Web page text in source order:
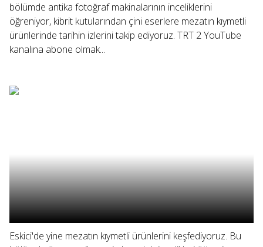
bölümde antika fotoğraf makinalarının inceliklerini
öğreniyor, kibrit kutularından çini eserlere mezatın kıymetli
ürünlerinde tarihin izlerini takip ediyoruz. TRT 2 YouTube
kanalına abone olmak...
Eskici'de yine mezatın kıymetli ürünlerini keşfediyoruz. Bu